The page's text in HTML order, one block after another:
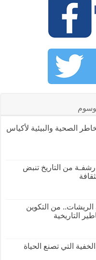
الصحية والبيئية لأكياس
من التاريخ تنبض
الريشات.. من التكوين
التاريخية
التي تصنع الحياة